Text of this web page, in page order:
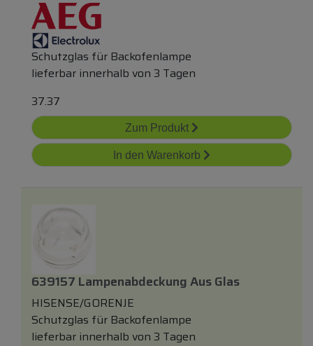
Schutzglas für Backofenlampe
lieferbar innerhalb von 3 Tagen
37.37
Zum Produkt
In den Warenkorb
639157 Lampenabdeckung Aus Glas
HISENSE/GORENJE
Schutzglas für Backofenlampe
lieferbar innerhalb von 3 Tagen